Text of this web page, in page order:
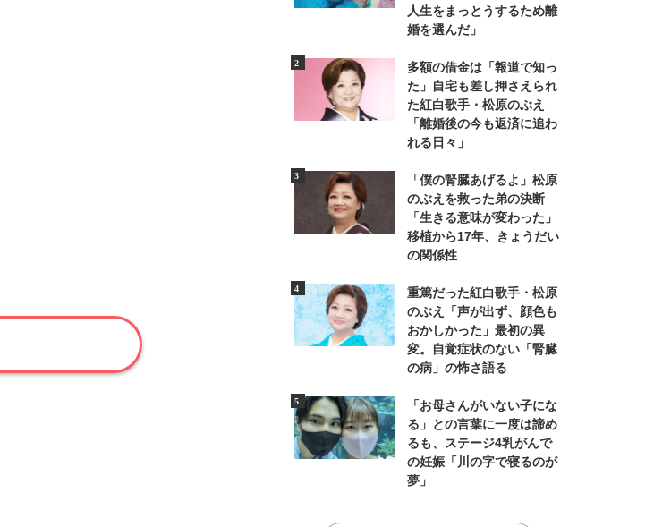
人生をまっとうするため離
婚を選んだ」
多額の借金は「報道で知っ
た」自宅も差し押さえられ
た紅白歌手・松原のぶえ
「離婚後の今も返済に追わ
れる日々」
「僕の腎臓あげるよ」松原
のぶえを救った弟の決断
「生きる意味が変わった」
移植から17年、きょうだい
の関係性
重篤だった紅白歌手・松原
のぶえ「声が出ず、顔色も
おかしかった」最初の異
変。自覚症状のない「腎臓
の病」の怖さ語る
「お母さんがいない子にな
る」との言葉に一度は諦め
るも、ステージ4乳がんで
の妊娠「川の字で寝るのが
夢」